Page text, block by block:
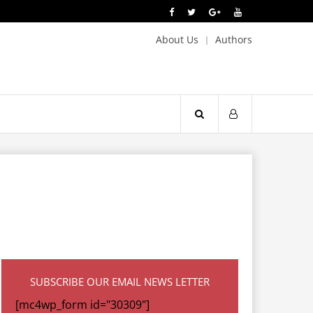
About Us Authors
SUBSCRIBE OUR EMAIL NEWS LETTER
[mc4wp_form id="30309"]